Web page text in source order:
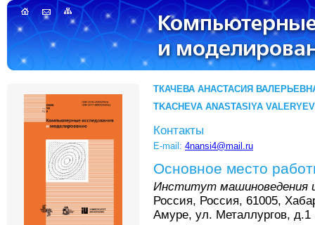
ТКАЧЕВА АНАСТАСИЯ
TKACHEVA ANASTASIYA
Контакты
E-mail: 4nansi4@mail.ru
Основное место
Институт машиноведения
Россия, Россия, 61005,
Амуре, ул. Металлургов, д.1